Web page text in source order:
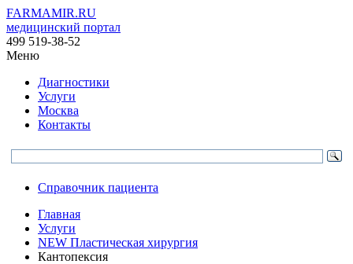
FARMAMIR.RU
медицинский портал
499 519-38-52
Меню
Диагностики
Услуги
Москва
Контакты
Справочник пациента
Главная
Услуги
NEW Пластическая хирургия
Кантопексия